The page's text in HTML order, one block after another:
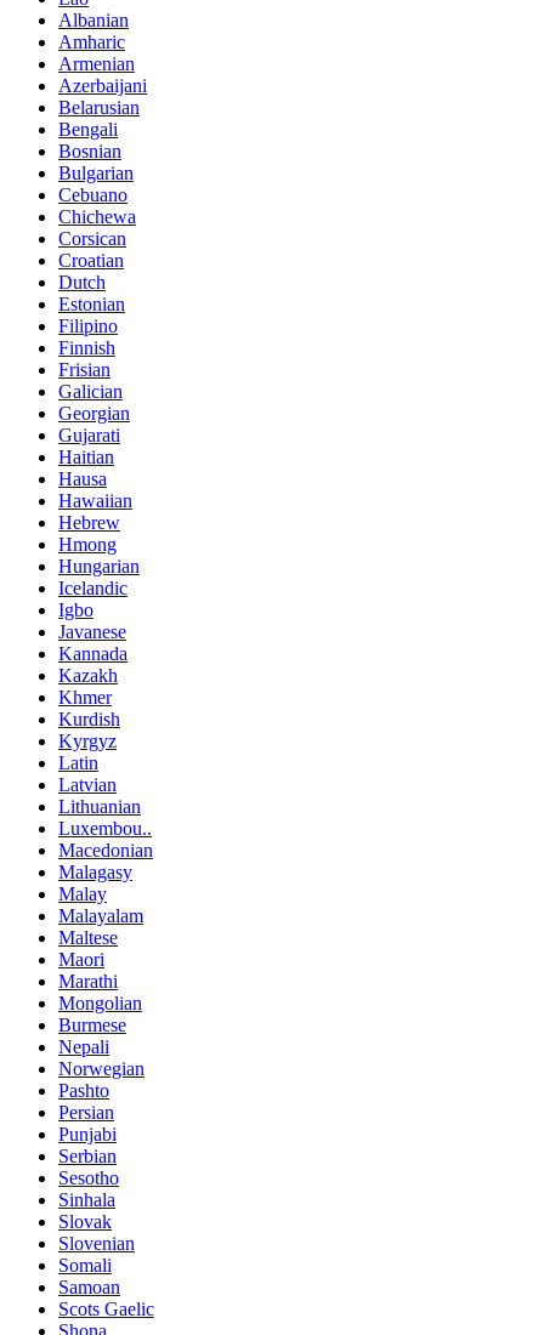
Albanian
Amharic
Armenian
Azerbaijani
Belarusian
Bengali
Bosnian
Bulgarian
Cebuano
Chichewa
Corsican
Croatian
Dutch
Estonian
Filipino
Finnish
Frisian
Galician
Georgian
Gujarati
Haitian
Hausa
Hawaiian
Hebrew
Hmong
Hungarian
Icelandic
Igbo
Javanese
Kannada
Kazakh
Khmer
Kurdish
Kyrgyz
Latin
Latvian
Lithuanian
Luxembou..
Macedonian
Malagasy
Malay
Malayalam
Maltese
Maori
Marathi
Mongolian
Burmese
Nepali
Norwegian
Pashto
Persian
Punjabi
Serbian
Sesotho
Sinhala
Slovak
Slovenian
Somali
Samoan
Scots Gaelic